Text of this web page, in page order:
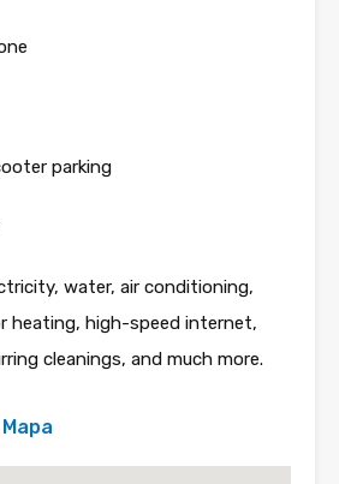
parking
water, air conditioning,
heating, high-speed internet,
cleanings, and much more.